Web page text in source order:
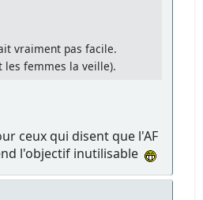
vraiment pas facile.
les femmes la veille).
you